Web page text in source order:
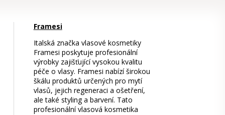
Framesi
Italská značka vlasové kosmetiky
Framesi poskytuje profesionální
výrobky zajišťující vysokou kvalitu
péče o vlasy. Framesi nabízí širokou
škálu produktů určených pro mytí
vlasů, jejich regeneraci a ošetření,
ale také styling a barvení. Tato
profesionální vlasová kosmetika